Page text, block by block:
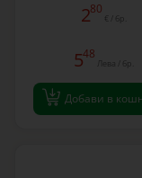
280
€ / бр.
548
Лева / бр.
Добави в